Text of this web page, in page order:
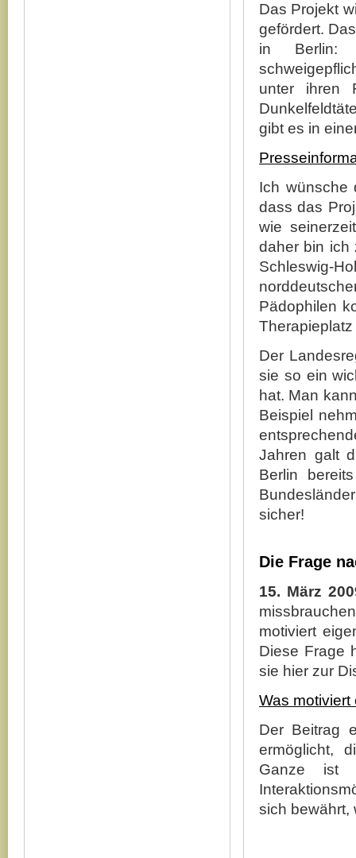
Das Projekt
gefördert.
in Berlin:
unter ihren
gibt es in
Ich wünsche
dass das
wie
daher bin ich
Schleswig-
Pädophilen
Der
sie so ein
hat. Man
Beispiel
Jahren galt
Berlin
sicher!
Die Frage
15. März
motiviert
Diese Frage
sie hier zur
Was motiviert
Der Beitrag
ermöglicht,
Ganze ist
sich bewährt,